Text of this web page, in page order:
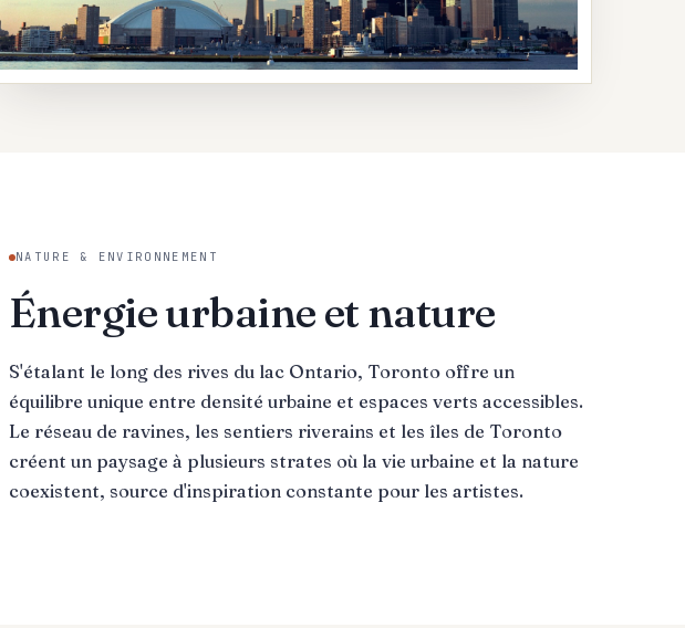
NATURE & ENVIRONNEMENT
Énergie urbaine et nature
S'étalant le long des rives du lac Ontario, Toronto offre un
équilibre unique entre densité urbaine et espaces verts accessibles.
Le réseau de ravines, les sentiers riverains et les îles de Toronto
créent un paysage à plusieurs strates où la vie urbaine et la nature
coexistent, source d'inspiration constante pour les artistes.